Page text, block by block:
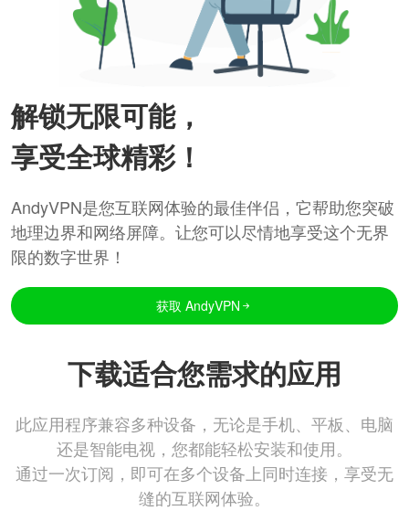
解锁无限可能，
享受全球精彩！
AndyVPN是您互联网体验的最佳伴侣，它帮助您突破
地理边界和网络屏障。让您可以尽情地享受这个无界
限的数字世界！
获取 AndyVPN
下载适合您需求的应用
此应用程序兼容多种设备，无论是手机、平板、电脑
还是智能电视，您都能轻松安装和使用。
通过一次订阅，即可在多个设备上同时连接，享受无
缝的互联网体验。